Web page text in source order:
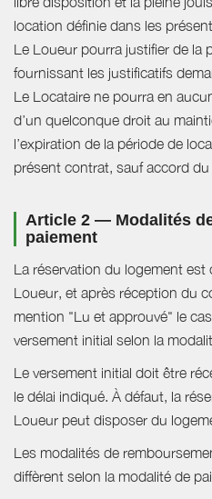
location définie dans les
Le Loueur pourra justifier de la
fournissant les justificatifs
Le Locataire ne pourra en
d’un quelconque droit au
l’expiration de la période de
présent contrat, sauf accord du
Article 2 — Modalités
paiement
La réservation du logement
Loueur, et après réception du
mention "Lu et approuvé" le
versement initial selon la
Le versement initial doit être
le délai indiqué. À défaut, la
Loueur peut disposer du
Les modalités de
diffèrent selon la modalité de